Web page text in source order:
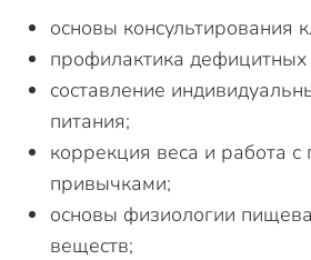
основы консультирования
профилактика дефицитных
составление
питания;
коррекция веса и работа
привычками;
основы физиологии
веществ;